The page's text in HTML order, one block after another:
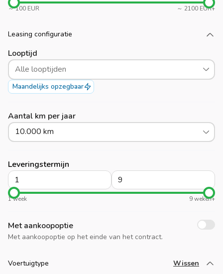
～ 100 EUR ～ 2100 EUR+
Leasing configuratie
Looptijd
Alle looptijden
Maandelijks opzegbaar
Aantal km per jaar
10.000 km
Leveringstermijn
1 week 9 weken+
Met aankoopoptie
Met aankoopoptie op het einde van het contract.
Voertuigtype Wissen
Laad meer